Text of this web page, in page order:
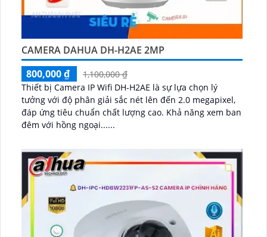
CAMERA DAHUA DH-H2AE 2MP
800,000 ₫
1,100,000 ₫
Thiết bị Camera IP Wifi DH-H2AE là sự lựa chọn lý
tưởng với độ phân giải sắc nét lên đến 2.0 megapixel,
đáp ứng tiêu chuẩn chất lượng cao. Khả năng xem ban
đêm với hồng ngoại......